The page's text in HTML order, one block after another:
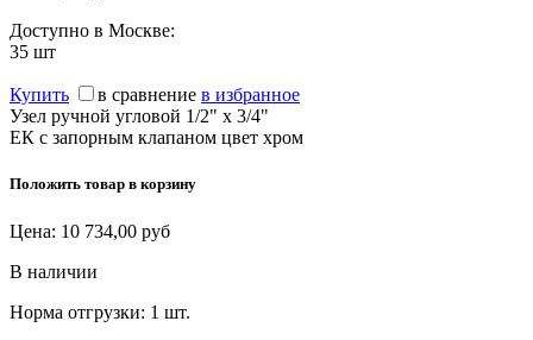
Доступно в Москве:
35 шт
Купить в сравнение в избранное
Узел ручной угловой 1/2" х 3/4"
ЕК с запорным клапаном цвет хром
Положить товар в корзину
Цена: 10 734,00 руб
В наличии
Норма отгрузки: 1 шт.